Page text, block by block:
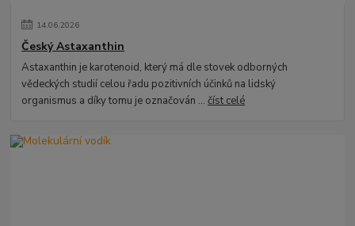
14.06.2026
Český Astaxanthin
Astaxanthin je karotenoid, který má dle stovek odborných
vědeckých studií celou řadu pozitivních účinků na lidský
organismus a díky tomu je označován ...číst celé